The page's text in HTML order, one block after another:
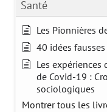
Santé
Les Pionnières
40 idées
Les
de Covid-19 :
sociologiques
Montrer tous les